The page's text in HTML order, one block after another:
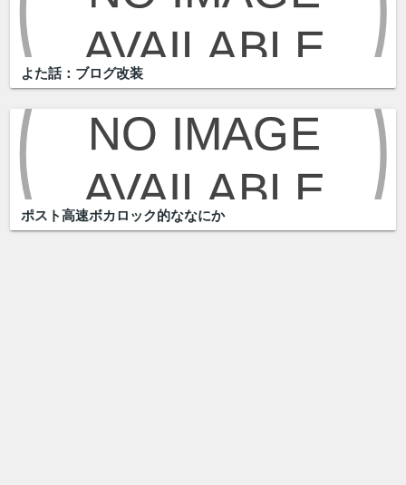
よた話：ブログ改装
ポスト高速ボカロック的ななにか